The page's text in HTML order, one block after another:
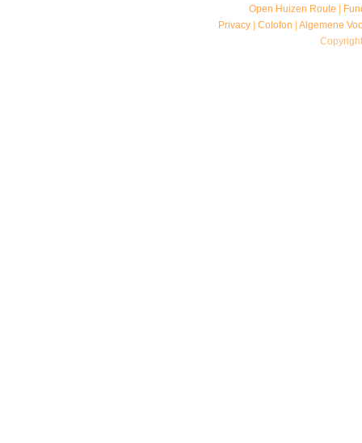
Open Huizen Route
Privacy |Colofon |Algemene